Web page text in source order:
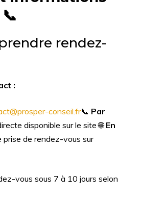
rendez-
:
conseil.fr📞 Par
disponible sur le site 🌐En
prise de rendez-vous sur
vous sous 7 à 10 jours selon